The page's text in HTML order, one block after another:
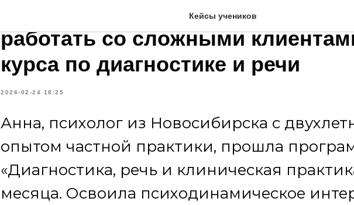
Кейсы учеников
Как психолог Анна К. начала
работать со сложными
курса по диагностике и речи
2026-02-24 18:25
Анна, психолог из Новосибирска с
опытом частной практики, прошла
«Диагностика, речь и клиническая
месяца. Освоила психодинамическое